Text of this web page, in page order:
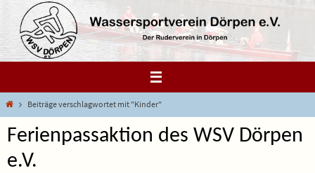
Zum
Inhalt
springen
StartBeiträge verschlagwortet mit "Kinder"
Ferienpassaktion des WSV Dörpen
e.V.